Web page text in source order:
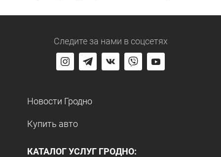
Следите за нами в соцсетях
Новости Гродно
Купить авто
КАТАЛОГ УСЛУГ ГРОДНО: